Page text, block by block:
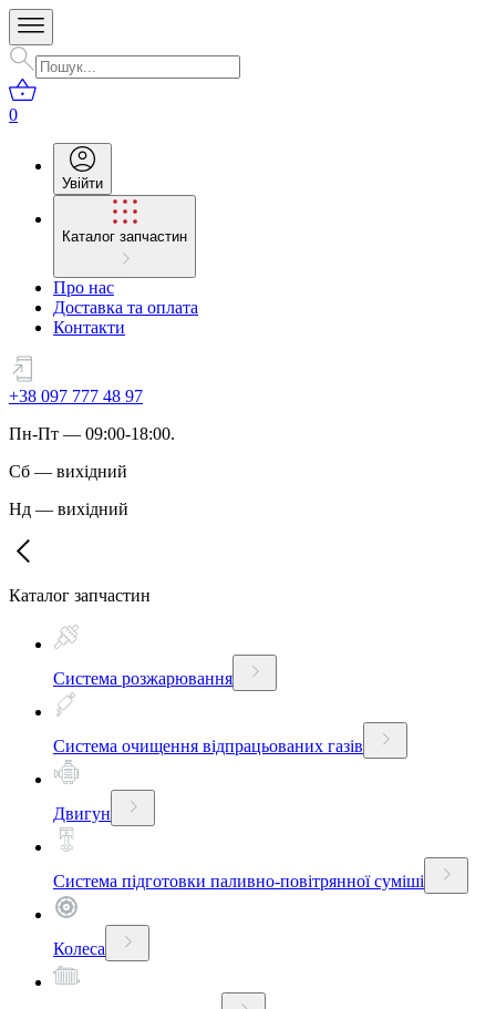
0
Увійти
Каталог запчастин
Про нас
Доставка та оплата
Контакти
+38 097 777 48 97
Пн-Пт — 09:00-18:00.
Сб — вихідний
Нд — вихідний
Каталог запчастин
Система розжарювання
Система очищення відпрацьованих газів
Двигун
Система підготовки паливно-повітрянної суміші
Колеса